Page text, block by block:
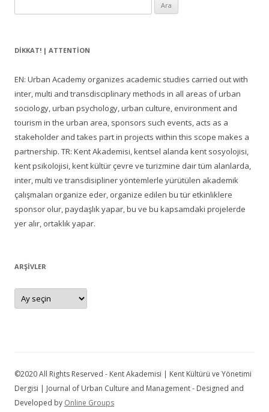
DIKKAT! | ATTENTION
EN: Urban Academy organizes academic studies carried out with
inter, multi and transdisciplinary methods in all areas of urban
sociology, urban psychology, urban culture, environment and
tourism in the urban area, sponsors such events, acts as a
stakeholder and takes part in projects within this scope makes a
partnership. TR: Kent Akademisi, kentsel alanda kent sosyolojisi,
kent psikolojisi, kent kültür çevre ve turizmine dair tüm alanlarda,
inter, multi ve transdisipliner yöntemlerle yürütülen akademik
çalışmaları organize eder, organize edilen bu tür etkinliklere
sponsor olur, paydaşlık yapar, bu ve bu kapsamdaki projelerde
yer alır, ortaklık yapar.
ARŞIVLER
Arşivler
©2020 All Rights Reserved - Kent Akademisi | Kent Kültürü ve Yönetimi
Dergisi | Journal of Urban Culture and Management - Designed and
Developed by Online Groups